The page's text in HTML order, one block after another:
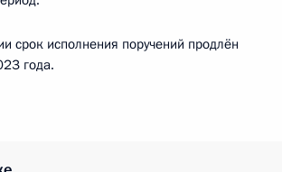
срок исполнения поручений продлён
года.